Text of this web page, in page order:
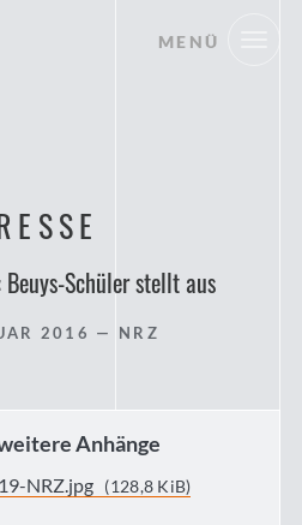
MENÜ
Beuys-Schüler stellt aus
2016 — NRZ
Anhänge
NRZ.jpg (128,8 KiB)